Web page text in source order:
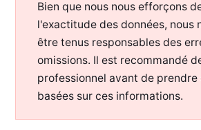
Bien que nous nous efforçons
l'exactitude des données, nous
être tenus responsables des
omissions. Il est recommandé
professionnel avant de prendre
basées sur ces informations.